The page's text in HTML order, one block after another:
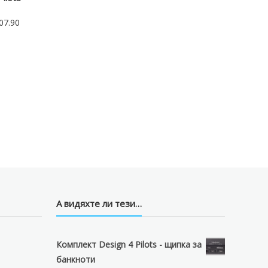
А видяхте ли тези…
Комплект Design 4 Pilots - щипка за
банкноти